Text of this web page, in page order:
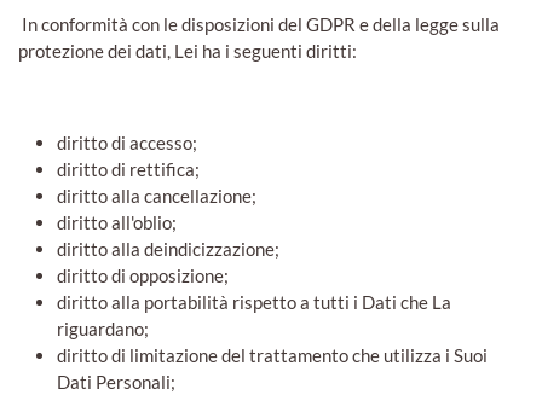
In conformità con le disposizioni del GDPR e della legge sulla
protezione dei dati, Lei ha i seguenti diritti:
diritto di accesso;
diritto di rettifica;
diritto alla cancellazione;
diritto all'oblio;
diritto alla deindicizzazione;
diritto di opposizione;
diritto alla portabilità rispetto a tutti i Dati che La
riguardano;
diritto di limitazione del trattamento che utilizza i Suoi
Dati Personali;